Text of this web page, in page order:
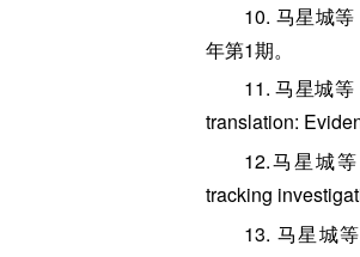
10. 马星城
年第1期。
11. 马星城等
translation:
12.马星城等
tracking
13. 马星城